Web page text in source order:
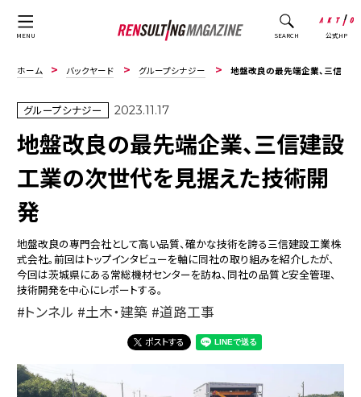
MENU SEARCH 公式HP
ホーム バックヤード グループシナジー 地盤改良の最先端企業、三信建設工業の次世代を見据えた技術開発
グループシナジー 2023.11.17
地盤改良の最先端企業、三信建設
工業の次世代を見据えた技術開
発
地盤改良の専門会社として高い品質、確かな技術を誇る三信建設工業株
式会社。前回はトップインタビューを軸に同社の取り組みを紹介したが、
今回は茨城県にある常総機材センターを訪ね、同社の品質と安全管理、
技術開発を中心にレポートする。
トンネル 土木・建築 道路工事
ポストする